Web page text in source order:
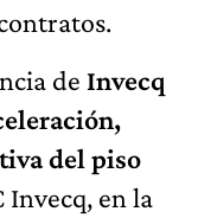
de Invecq
del piso
Invecq, en la